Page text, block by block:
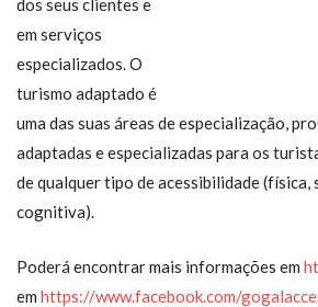
dos seus clientes e
em serviços
especializados. O
turismo adaptado é
uma das suas áreas de especialização,
adaptadas e especializadas para os
de qualquer tipo de acessibilidade (física,
cognitiva).
Poderá encontrar mais informações em
em https://www.facebook.com/